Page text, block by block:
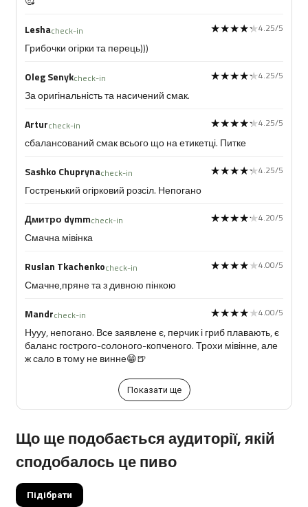
Leshacheck-in ★★★★★
★★★★★4.25/5
Грибочки огірки та перець)))
Oleg Senykcheck-in ★★★★★
★★★★★4.25/5
За оригінальність та насичений смак.
Arturcheck-in ★★★★★
★★★★★4.25/5
сбалансований смак всього що на етикетці. Питке
Sashko Chuprynacheck-in ★★★★★
★★★★★4.25/5
Гостренький огірковий розсіл. Непогано
Дмитро dymmcheck-in ★★★★★
★★★★★4.20/5
Смачна мівінка
Ruslan Tkachenkocheck-in ★★★★★
★★★★★4.00/5
Смачне,пряне та з дивною пінкою
Mandrcheck-in ★★★★★
★★★★★4.00/5
Нууу, непогано. Все заявлене є, перчик і гриб плавають, є
баланс гострого-солоного-копченого. Трохи мівінне, але
ж сало в тому не винне😁🍺
Показати ще
Що ще подобається аудиторії, якій
сподобалось це пиво
Підібрати